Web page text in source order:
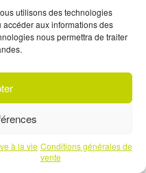
utilisons des technologies
aux informations des
nous permettra de traiter
à la vie Conditions générales de
vente
30.9 350 MM
notre newsletter
avec l'un de nos experts